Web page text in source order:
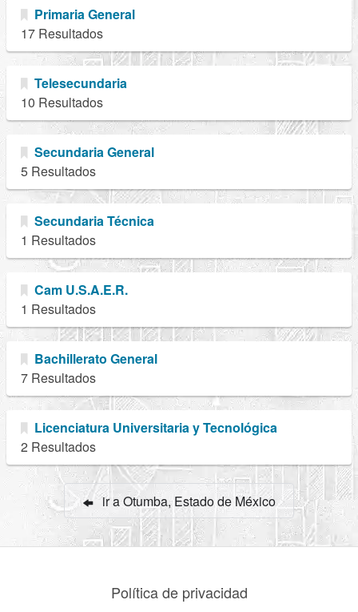
Primaria General
17 Resultados
Telesecundaria
10 Resultados
Secundaria General
5 Resultados
Secundaria Técnica
1 Resultados
Cam U.S.A.E.R.
1 Resultados
Bachillerato General
7 Resultados
Licenciatura Universitaria y Tecnológica
2 Resultados
ir a Otumba, Estado de México
Política de privacidad